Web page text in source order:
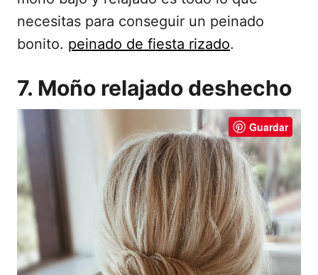
necesitas para conseguir un peinado
bonito. peinado de fiesta rizado.
7. Moño relajado deshecho
Guardar